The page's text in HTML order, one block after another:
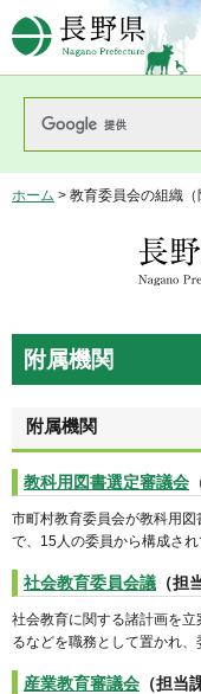
長野
ホーム > 教育委員会の組織（
長野県
附属機関
附属機関
教科用図書選定審議会
市町村教育委員会が教科用
で、15人の委員から構成され
社会教育委員会議 （担
社会教育に関する諸計画を
るなどを職務として置かれ、
産業教育審議会 （担当